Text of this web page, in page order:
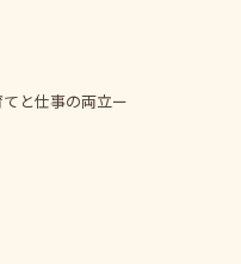
と仕事の両立ー